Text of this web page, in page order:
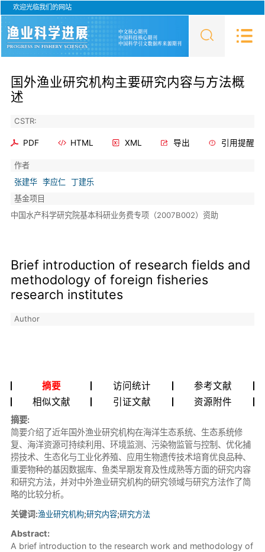
欢迎光临我们的网站
国外渔业研究机构主要研究内容与方法概
述
CSTR:
PDF HTML XML 导出 引用提醒
作者
张建华 李应仁
丁建乐
基金项目
中国水产科学研究院基本科研业务费专项（2007B002）资助
Brief introduction of research fields and
methodology of foreign fisheries
research institutes
Author
摘要 访问统计
参考文献
相似文献
引证文献 资源附件
摘要:
简要介绍了近年国外渔业研究机构在海洋生态系统、生态系统修
复、海洋资源可持续利用、环境监测、污染物监管与控制、优化捕
捞技术、生态化与工业化养殖、应用生物遗传技术培育优良品种、
重要物种的基因数据库、鱼类早期发育及性成熟等方面的研究内容
和研究方法，并对中外渔业研究机构的研究领域与研究方法作了简
略的比较分析。
关键词:渔业研究机构;研究内容;研究方法
Abstract:
A brief introduction to the research work and methodology of